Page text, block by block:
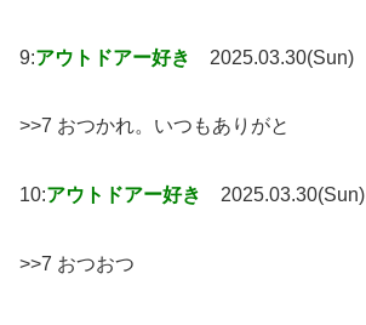
9:アウトドアー好き 2025.03.30(Sun)
>>7 おつかれ。いつもありがと
10:アウトドアー好き 2025.03.30(Sun)
>>7 おつおつ